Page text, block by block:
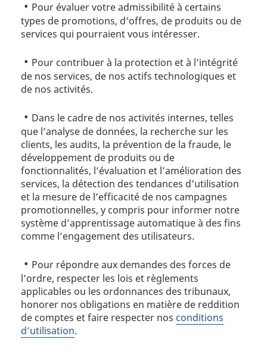
Pour évaluer votre admissibilité à certains
types de promotions, d’offres, de produits ou de
services qui pourraient vous intéresser.
Pour contribuer à la protection et à l’intégrité
de nos services, de nos actifs technologiques et
de nos activités.
Dans le cadre de nos activités internes, telles
que l’analyse de données, la recherche sur les
clients, les audits, la prévention de la fraude, le
développement de produits ou de
fonctionnalités, l’évaluation et l’amélioration des
services, la détection des tendances d’utilisation
et la mesure de l’efficacité de nos campagnes
promotionnelles, y compris pour informer notre
système d’apprentissage automatique à des fins
comme l’engagement des utilisateurs.
Pour répondre aux demandes des forces de
l’ordre, respecter les lois et règlements
applicables ou les ordonnances des tribunaux,
honorer nos obligations en matière de reddition
de comptes et faire respecter nos conditions
d’utilisation.